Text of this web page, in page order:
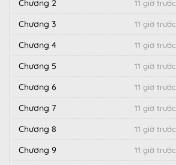
Chương 2 11 giờ trước
Chương 3 11 giờ trước
Chương 4 11 giờ trước
Chương 5 11 giờ trước
Chương 6 11 giờ trước
Chương 7 11 giờ trước
Chương 8 11 giờ trước
Chương 9 11 giờ trước